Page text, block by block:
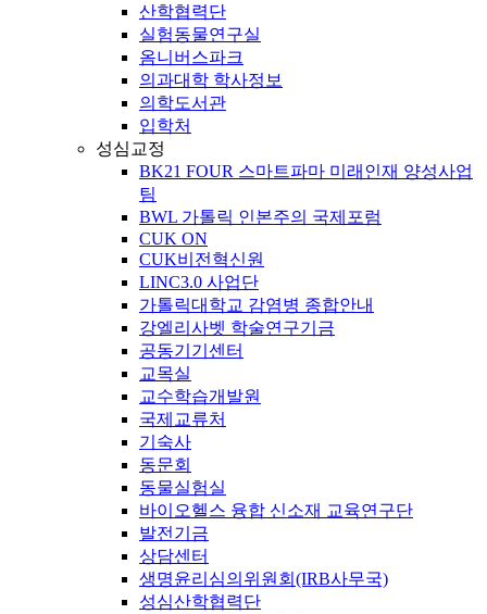
산학협력단
실험동물연구실
옴니버스파크
의과대학 학사정보
의학도서관
입학처
성심교정
BK21 FOUR 스마트파마 미래인재 양성사업
팀
BWL 가톨릭 인본주의 국제포럼
CUK ON
CUK비전혁신원
LINC3.0 사업단
가톨릭대학교 감염병 종합안내
강엘리사벳 학술연구기금
공동기기센터
교목실
교수학습개발원
국제교류처
기숙사
동문회
동물실험실
바이오헬스 융합 신소재 교육연구단
발전기금
상담센터
생명윤리심의위원회(IRB사무국)
성심산학협력단